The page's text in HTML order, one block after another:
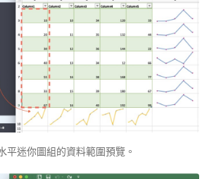
平迷你圖組的資料範圍預覽。